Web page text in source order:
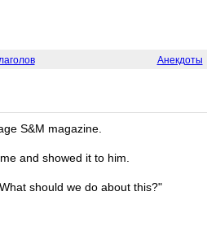
Анекдоты
S&M magazine.
and showed it to him.
should we do about this?"